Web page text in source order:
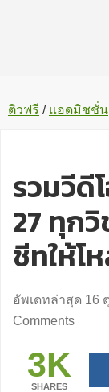
ติวฟรี / แอดมิชชั่น
รวมวีดี
27 ทุก
ชีทให้โ
อัพเดทล่าสุด 16
Comments
3K
SHARES